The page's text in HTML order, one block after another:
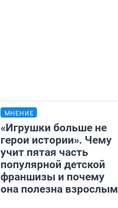
МНЕНИЕ
«Игрушки больше не
герои истории». Чему
учит пятая часть
популярной детской
франшизы и почему
она полезна взрослым